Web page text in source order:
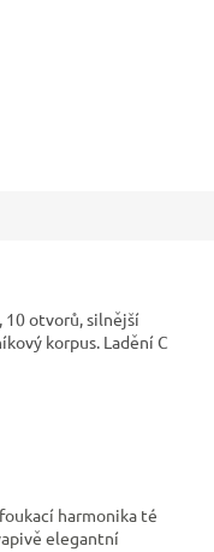
10 otvorů, silnější
korpus. Ladění C
harmonika té
elegantní